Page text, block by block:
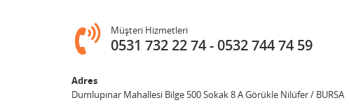
Müşteri Hizmetleri
0531 732 22 74 0532 744 74 59
Adres
Dumlupınar Mahallesi Bilge 500 Sokak 8 A Görükle Nilüfer / BURSA